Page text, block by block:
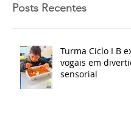
Posts Recentes
Turma Ciclo I B
vogais em
sensorial